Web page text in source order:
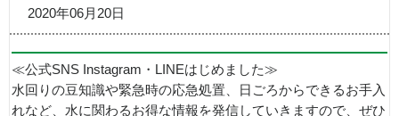
2020年06月20日
≪公式SNS Instagram・LINEはじめました≫
水回りの豆知識や緊急時の応急処置、日ごろからできるお手入
れなど、水に関わるお得な情報を発信していきますので、ぜひ